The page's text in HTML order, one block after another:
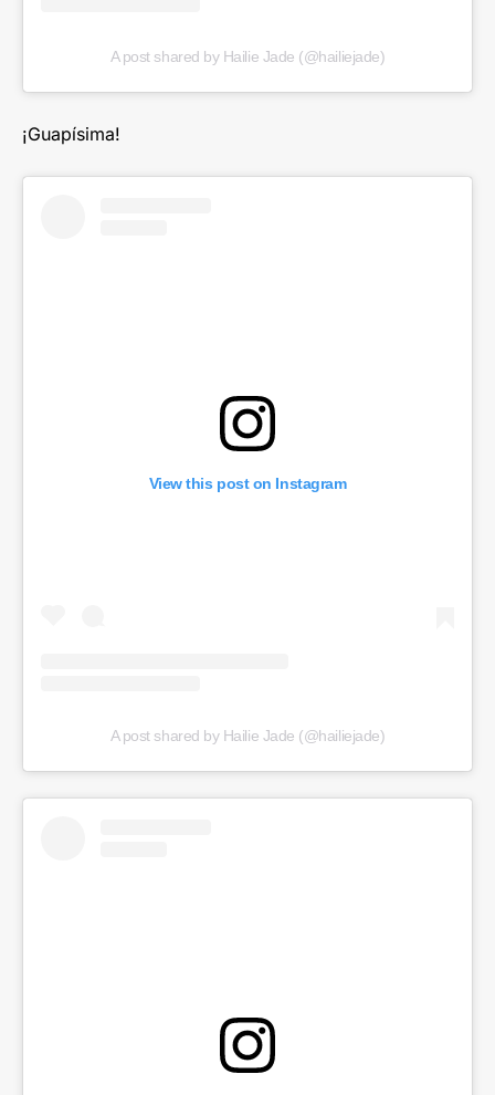
A post shared by Hailie Jade (@hailiejade)
¡Guapísima!
View this post on Instagram
A post shared by Hailie Jade (@hailiejade)